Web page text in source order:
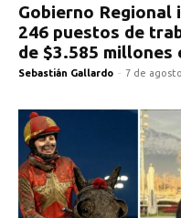
Gobierno Regional
246 puestos de
de $3.585 millones
Sebastián Gallardo - 7 de